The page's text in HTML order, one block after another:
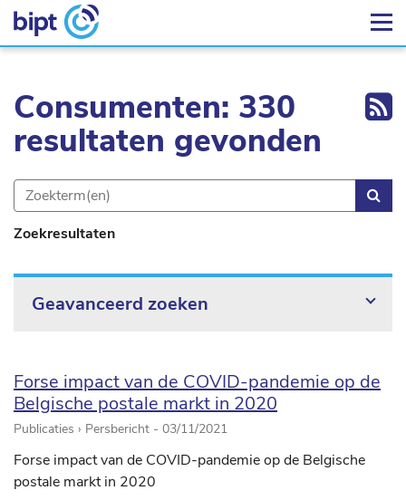
Consumenten: 330
resultaten gevonden
Zoekresultaten
Geavanceerd zoeken
Forse impact van de COVID-pandemie op de
Belgische postale markt in 2020
Publicaties › Persbericht - 03/11/2021
Forse impact van de COVID-pandemie op de Belgische
postale markt in 2020